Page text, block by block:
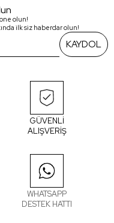
olun!
ilk siz haberdar olun!
KAYDOL
GÜVENLİ
ALIŞVERİŞ
WHATSAPP
DESTEK HATTI